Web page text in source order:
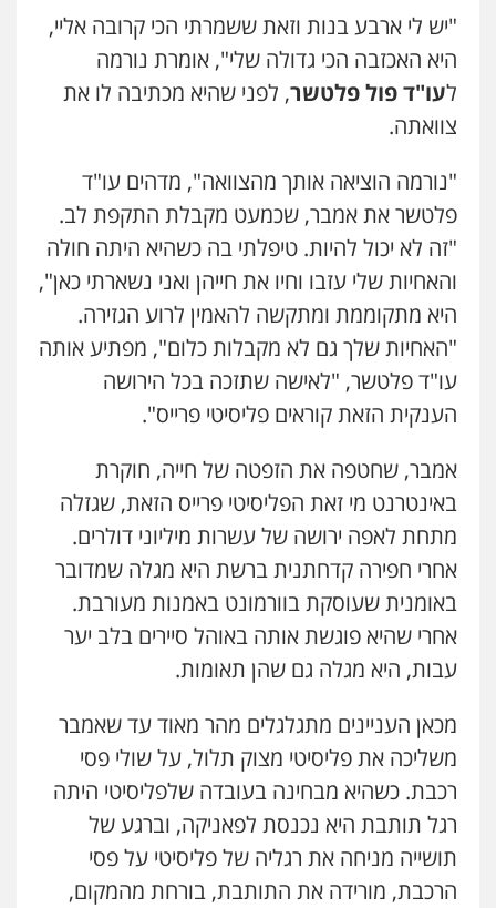
"יש לי ארבע בנות וזאת ששמרתי הכי קרובה אליי,
היא האכזבה הכי גדולה שלי", אומרת נורמה
לעו"ד פול פלטשר, לפני שהיא מכתיבה לו את
צוואתה.
"נורמה הוציאה אותך מהצוואה", מדהים עו"ד
פלטשר את אמבר, שכמעט מקבלת התקפת לב.
"זה לא יכול להיות. טיפלתי בה כשהיא היתה חולה
והאחיות שלי עזבו וחיו את חייהן ואני נשארתי כאן",
היא מתקוממת ומתקשה להאמין לרוע הגזירה.
"האחיות שלך גם לא מקבלות כלום", מפתיע אותה
עו"ד פלטשר, "לאישה שתזכה בכל הירושה
הענקית הזאת קוראים פליסיטי פרייס".
אמבר, שחטפה את הזפטה של חייה, חוקרת
באינטרנט מי זאת הפליסיטי פרייס הזאת, שגזלה
מתחת לאפה ירושה של עשרות מיליוני דולרים.
אחרי חפירה קדחתנית ברשת היא מגלה שמדובר
באומנית שעוסקת בוורמונט באמנות מעורבת.
אחרי שהיא פוגשת אותה באוהל סיירים בלב יער
עבות, היא מגלה גם שהן תאומות.
מכאן העניינים מתגלגלים מהר מאוד עד שאמבר
משליכה את פליסיטי מצוק תלול, על שולי פסי
רכבת. כשהיא מבחינה בעובדה שלפליסיטי היתה
רגל תותבת היא נכנסת לפאניקה, וברגע של
תושייה מניחה את רגליה של פליסיטי על פסי
הרכבת, מורידה את התותבת, בורחת מהמקום,